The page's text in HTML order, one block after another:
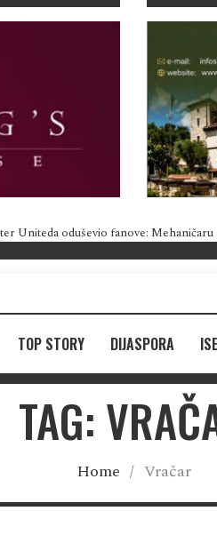
Uniteda oduševio fanove:
TOP STORY DIJASPORA
TAG:
Home / Vračar